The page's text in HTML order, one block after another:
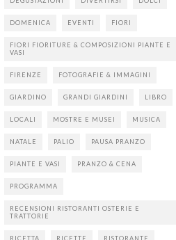
DOMENICA EVENTI FIORI
FIORI FIORITURE & COMPOSIZIONI PIANTE E
VASI
FIRENZE FOTOGRAFIE & IMMAGINI
GIARDINO GRANDI GIARDINI LIBRO
LOCALI MOSTRE E MUSEI MUSICA
NATALE PALIO PAUSA PRANZO
PIANTE E VASI PRANZO & CENA
PROGRAMMA
RECENSIONI RISTORANTI OSTERIE E
TRATTORIE
RICETTA RICETTE RISTORANTE